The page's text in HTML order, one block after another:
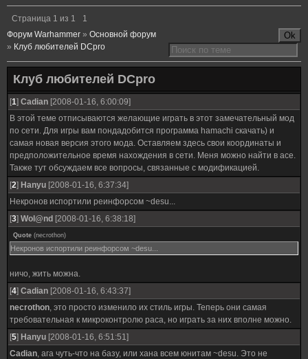
Страница 1 из 1
1
Форум Warhammer » Основной форум
» Клуб любителей DCpro
Клуб любителей DCpro
[1] Cadian [2008-01-16, 6:00:09]
В этой теме отписываются желающие играть в этот замечательный мод
по сети. Для игры вам пондадобится программа hamachi скачать) и
самая новая версия этого мода. Оставляем здесь свои координаты и
предположительное время нахождения в сети. Меня можно найти в асе.
Также тут обсуждаем все вопросы, связанные с модификацией.
[2] Hanyu [2008-01-16, 6:37:34]
Некронов испортили реинфорсом ~desu...
[3] Wol@nd [2008-01-16, 6:38:18]
Quote (necrothon)
Некронов испортили реинфорсом ~desu...
ничо, жить можна.
[4] Cadian [2008-01-16, 6:43:37]
necrothon, это просто изменило их стиль игры. Теперь они самая
требовательная к микроконтролю раса, но играть за них вполне можно.
[5] Hanyu [2008-01-16, 6:51:51]
Cadian, ага чуть-что на базу, или хана всем юнитам ~desu. Это не